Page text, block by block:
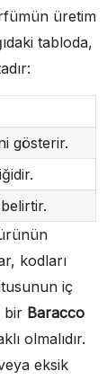
üretim
tabloda,
gösterir.
kodları
iç
bir Baracco
olmalıdır.
eksik